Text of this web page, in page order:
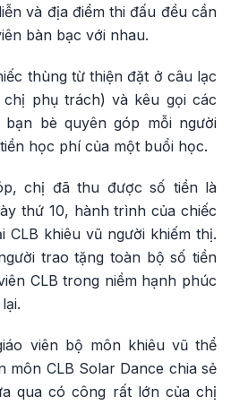
và địa điểm thi đấu đều cần
bàn bạc với nhau.
thùng từ thiện đặt ở câu lạc
phụ trách) và kêu gọi các
bè quyên góp mỗi người
học phí của một buổi học.
chị đã thu được số tiền là
thứ 10, hành trình của chiếc
CLB khiêu vũ người khiếm thị.
trao tặng toàn bộ số tiền
CLB trong niềm hạnh phúc
viên bộ môn khiêu vũ thể
môn CLB Solar Dance chia sẻ
qua có công rất lớn của chị